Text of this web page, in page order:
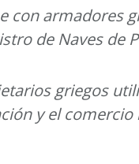
con armadores
de Naves de
griegos
y el